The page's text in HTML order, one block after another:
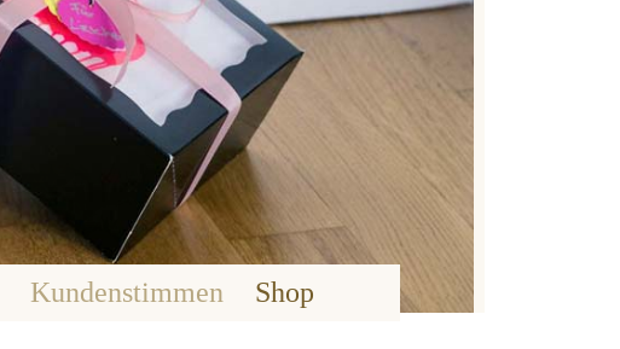
Kundenstimmen Shop